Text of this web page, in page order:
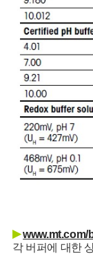
▶ www.mt.com/
각 버퍼에 대한